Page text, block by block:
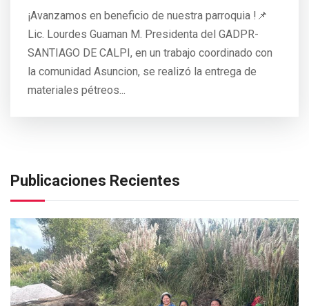
¡Avanzamos en beneficio de nuestra parroquia !📌
Lic. Lourdes Guaman M. Presidenta del GADPR-
SANTIAGO DE CALPI, en un trabajo coordinado con
la comunidad Asuncion, se realizó la entrega de
materiales pétreos...
Publicaciones Recientes